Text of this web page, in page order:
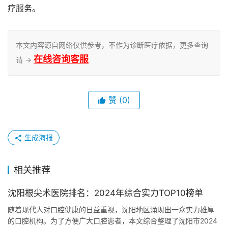
疗服务。
本文内容源自网络仅供参考，不作为诊断医疗依据，更多查询
请 → 在线咨询客服
赞 (0)
生成海报
相关推荐
沈阳根尖术医院排名：2024年综合实力TOP10榜单
随着现代人对口腔健康的日益重视，沈阳地区涌现出一众实力雄厚
的口腔机构。为了方便广大口腔患者，本文综合整理了沈阳市2024